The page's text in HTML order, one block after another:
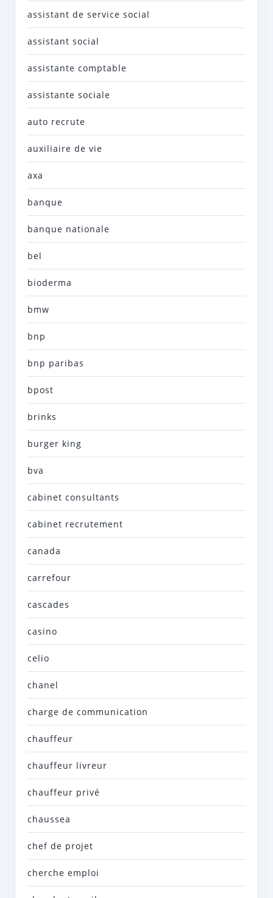
assistant de service social
assistant social
assistante comptable
assistante sociale
auto recrute
auxiliaire de vie
axa
banque
banque nationale
bel
bioderma
bmw
bnp
bnp paribas
bpost
brinks
burger king
bva
cabinet consultants
cabinet recrutement
canada
carrefour
cascades
casino
celio
chanel
charge de communication
chauffeur
chauffeur livreur
chauffeur privé
chaussea
chef de projet
cherche emploi